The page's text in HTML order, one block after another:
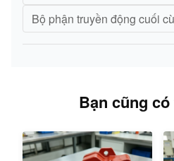
Bộ phận truyền động cuối
Bạn cũng